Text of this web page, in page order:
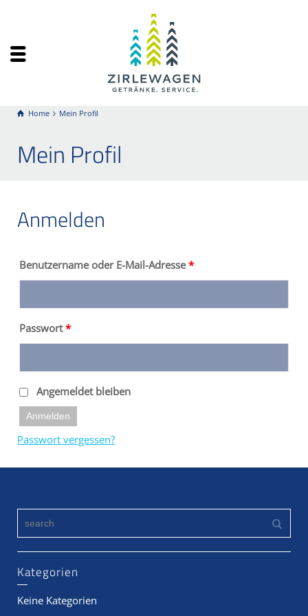
Home Mein Profil
Mein Profil
Anmelden
Benutzername oder E-Mail-Adresse*
Passwort*
Angemeldet bleiben
Anmelden
Passwort vergessen?
Kategorien
Keine Kategorien